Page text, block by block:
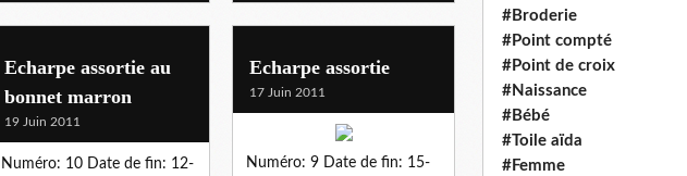
Echarpe assortie au
bonnet marron
19 Juin 2011
Numéro: 10 Date de fin: 12-
Echarpe assortie
17 Juin 2011
Numéro: 9 Date de fin: 15-
#Broderie
#Point compté
#Point de croix
#Naissance
#Bébé
#Toile aïda
#Femme